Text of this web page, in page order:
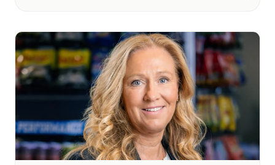
att vi missar både oss själva och andra när livet
skymmer sikten.